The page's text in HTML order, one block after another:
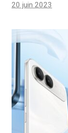
20 juin 2023